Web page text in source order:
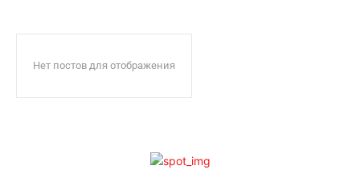
Нет постов для отображения